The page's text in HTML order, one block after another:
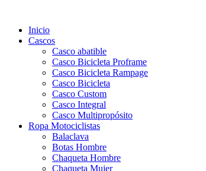
Inicio
Cascos
Casco abatible
Casco Bicicleta Proframe
Casco Bicicleta Rampage
Casco Bicicleta
Casco Custom
Casco Integral
Casco Multipropósito
Ropa Motociclistas
Balaclava
Botas Hombre
Chaqueta Hombre
Chaqueta Mujer